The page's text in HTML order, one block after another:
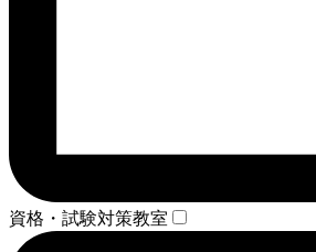
資格・試験対策教室